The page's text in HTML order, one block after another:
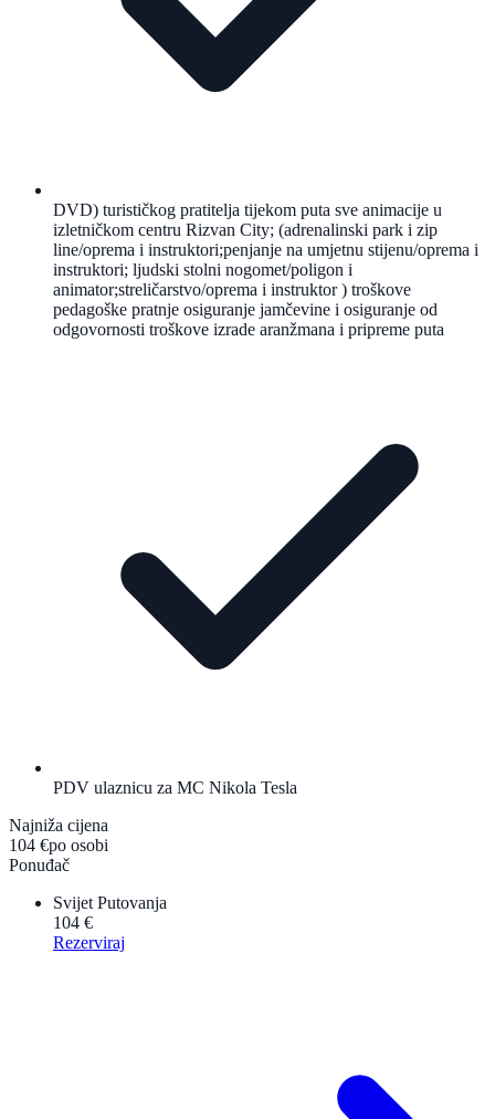
DVD) turističkog pratitelja tijekom puta sve animacije u
izletničkom centru Rizvan City; (adrenalinski park i zip
line/oprema i instruktori;penjanje na umjetnu stijenu/oprema i
instruktori; ljudski stolni nogomet/poligon i
animator;streličarstvo/oprema i instruktor ) troškove
pedagoške pratnje osiguranje jamčevine i osiguranje od
odgovornosti troškove izrade aranžmana i pripreme puta
PDV ulaznicu za MC Nikola Tesla
Najniža cijena
104 €po osobi
Ponuđač
Svijet Putovanja
104 €
Rezerviraj